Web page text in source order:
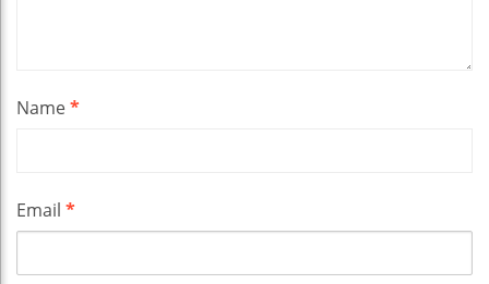
Name*
Email *